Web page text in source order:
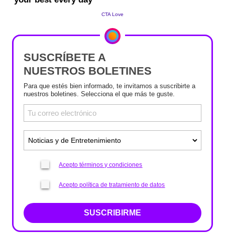
SUSCRÍBETE A
NUESTROS BOLETINES
Para que estés bien informado, te invitamos a suscribirte a
nuestros boletines. Selecciona el que más te guste.
Acepto términos y condiciones
Acepto política de tratamiento de datos
SUSCRIBIRME